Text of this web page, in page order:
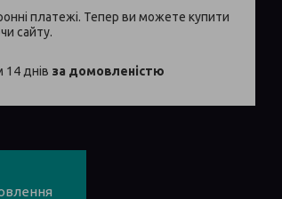
платежі. Тепер ви можете купити
сайту.
14 днів за домовленістю